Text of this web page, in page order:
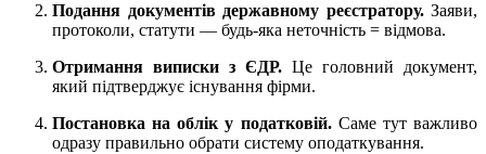
Подання документів державному реєстратору.Заяви,
протоколи, статути — будь-яка неточність = відмова.
Отримання виписки з ЄДР. Це головний документ,
який підтверджує існування фірми.
Постановка на облік у податковій.Саме тут важливо
одразу правильно обрати систему оподаткування.